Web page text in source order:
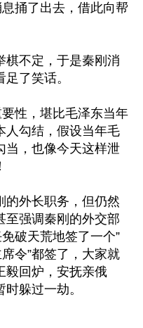
捅了出去，借此向帮
棋不定，于是秦刚消
了笑话。
性，堪比毛泽东当年
人勾结，假设当年毛
当，也像今天这样泄
的外长职务，但仍然
至强调秦刚的外交部
破天荒地签了一个”
令”都签了，大家就
毅回炉，安抚亲俄
躲过一劫。